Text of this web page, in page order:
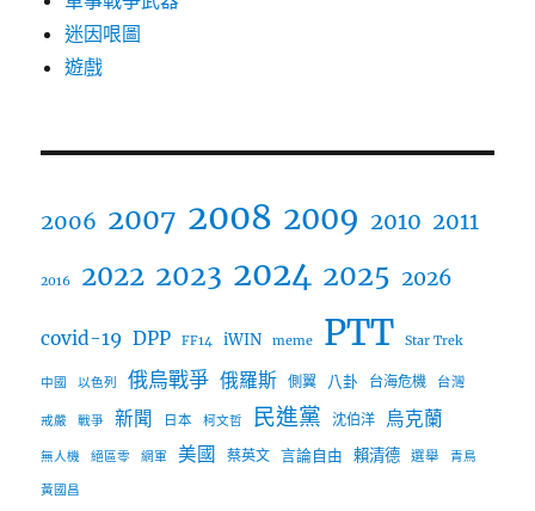
迷因哏圖
遊戲
2006 2007 2008 2009 2010 2011
2016 2022 2023 2024 2025 2026
covid-19 DPP FF14 iWIN meme PTT Star Trek
中國 以色列 俄烏戰爭 俄羅斯 側翼 八卦 台海危機 台灣
戒嚴 戰爭 新聞 日本 柯文哲 民進黨 沈伯洋 烏克蘭
無人機 絕區零 網軍 美國 蔡英文 言論自由 賴清德 選舉 青鳥
黃國昌